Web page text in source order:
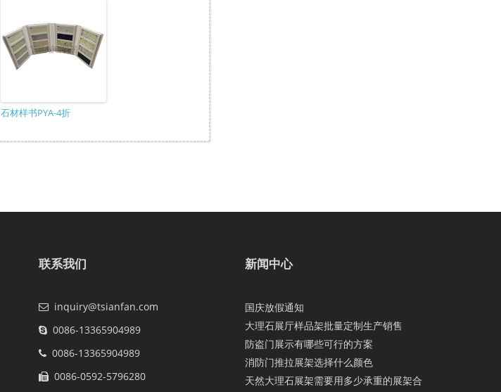
石材样书PYA-4折
联系我们
inquiry@tsianfan.com
0086-13365904989
0086-13365904989
0086-0592-5796280
新闻中心
国庆放假通知
大理石展厅样品架批量定制生产销售
防盗门展示有哪些可行的方案
消防门推拉展架选择什么颜色
天然大理石展架需要用多少承重的展架合